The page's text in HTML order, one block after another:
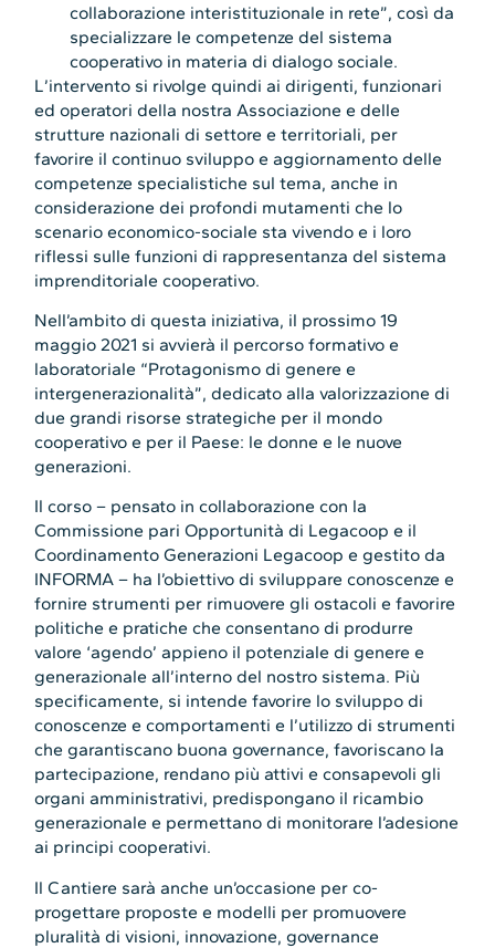
collaborazione interistituzionale in rete”, così da
specializzare le competenze del sistema
cooperativo in materia di dialogo sociale.
L’intervento si rivolge quindi ai dirigenti, funzionari
ed operatori della nostra Associazione e delle
strutture nazionali di settore e territoriali, per
favorire il continuo sviluppo e aggiornamento delle
competenze specialistiche sul tema, anche in
considerazione dei profondi mutamenti che lo
scenario economico-sociale sta vivendo e i loro
riflessi sulle funzioni di rappresentanza del sistema
imprenditoriale cooperativo.
Nell’ambito di questa iniziativa, il prossimo 19
maggio 2021 si avvierà il percorso formativo e
laboratoriale “Protagonismo di genere e
intergenerazionalità”, dedicato alla valorizzazione di
due grandi risorse strategiche per il mondo
cooperativo e per il Paese: le donne e le nuove
generazioni.
Il corso – pensato in collaborazione con la
Commissione pari Opportunità di Legacoop e il
Coordinamento Generazioni Legacoop e gestito da
INFORMA – ha l’obiettivo di sviluppare conoscenze e
fornire strumenti per rimuovere gli ostacoli e favorire
politiche e pratiche che consentano di produrre
valore ‘agendo’ appieno il potenziale di genere e
generazionale all’interno del nostro sistema. Più
specificamente, si intende favorire lo sviluppo di
conoscenze e comportamenti e l’utilizzo di strumenti
che garantiscano buona governance, favoriscano la
partecipazione, rendano più attivi e consapevoli gli
organi amministrativi, predispongano il ricambio
generazionale e permettano di monitorare l’adesione
ai principi cooperativi.
Il Cantiere sarà anche un’occasione per co-
progettare proposte e modelli per promuovere
pluralità di visioni, innovazione, governance